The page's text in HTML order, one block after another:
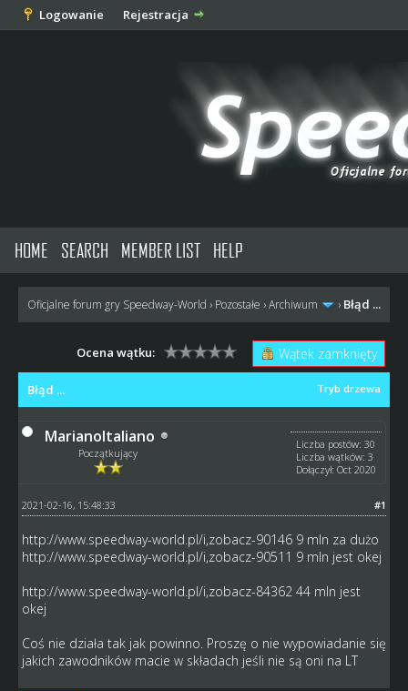
Logowanie Rejestracja
HOME SEARCH MEMBER LIST HELP
Oficjalne forum gry Speedway-World › Pozostałe ›Archiwum › Błąd ...
Wątek zamknięty
Ocena wątku:
Tryb drzewa
Błąd ...
MarianoItaliano
Początkujący
Liczba postów: 30
Liczba wątków: 3
Dołączył: Oct 2020
#1
2021-02-16, 15:48:33
http://www.speedway-world.pl/i,zobacz-901469 mln za dużo
http://www.speedway-world.pl/i,zobacz-90511 9 mln jest okej
http://www.speedway-world.pl/i,zobacz-84362 44 mln jest
okej
Coś nie działa tak jak powinno. Proszę o nie wypowiadanie się
jakich zawodników macie w składach jeśli nie są oni na LT